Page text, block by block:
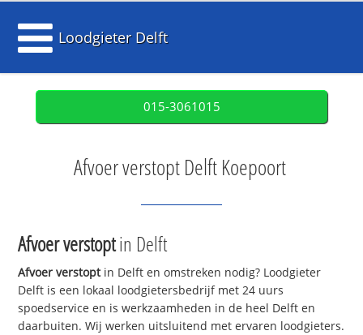
Loodgieter Delft
015-3061015
Afvoer verstopt Delft Koepoort
Afvoer verstoptin Delft
Afvoer verstoptin Delft en omstreken nodig? Loodgieter
Delft is een lokaal loodgietersbedrijf met 24 uurs
spoedservice en is werkzaamheden in de heel Delft en
daarbuiten. Wij werken uitsluitend met ervaren loodgieters.